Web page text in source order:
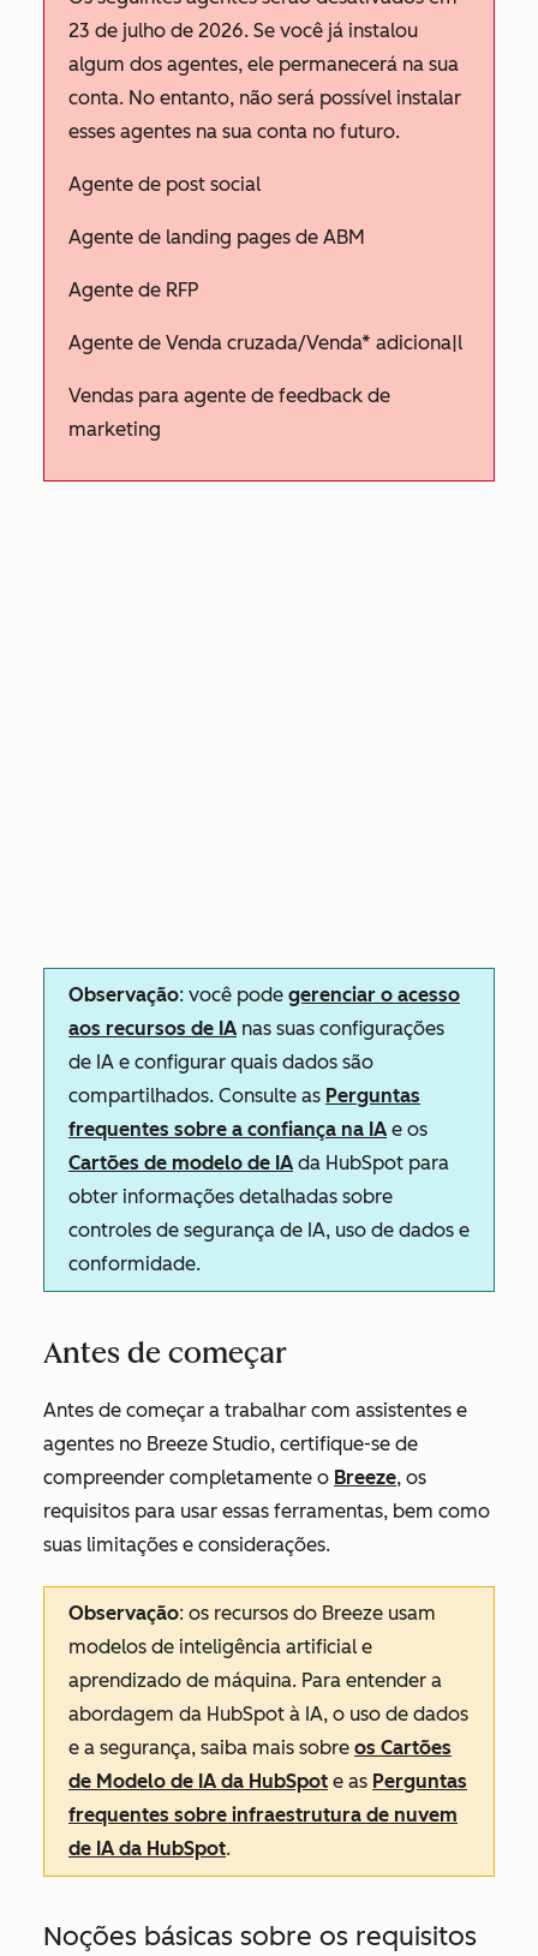
23 de julho de 2026. Se você já instalou
algum dos agentes, ele permanecerá na sua
conta. No entanto, não será possível instalar
esses agentes na sua conta no futuro.
Agente de post social
Agente de landing pages de ABM
Agente de RFP
Agente de Venda cruzada/Venda* adiciona|l
Vendas para agente de feedback de
marketing
Observação: você pode gerenciar o acesso
aos recursos de IA nas suas configurações
de IA e configurar quais dados são
compartilhados. Consulte as Perguntas
frequentes sobre a confiança na IA e os
Cartões de modelo de IA da HubSpot para
obter informações detalhadas sobre
controles de segurança de IA, uso de dados e
conformidade.
Antes de começar
Antes de começar a trabalhar com assistentes e
agentes no Breeze Studio, certifique-se de
compreender completamente o Breeze, os
requisitos para usar essas ferramentas, bem como
suas limitações e considerações.
Observação: os recursos do Breeze usam
modelos de inteligência artificial e
aprendizado de máquina. Para entender a
abordagem da HubSpot à IA, o uso de dados
e a segurança, saiba mais sobre os Cartões
de Modelo de IA da HubSpot e as Perguntas
frequentes sobre infraestrutura de nuvem
de IA da HubSpot.
Noções básicas sobre os requisitos